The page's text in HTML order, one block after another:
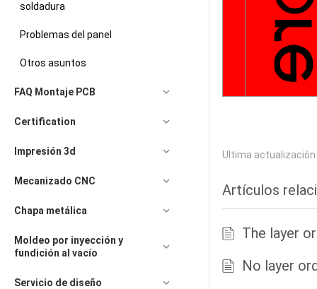
Ultima
Artículos
The layer
No layer
soldadura
Problemas del panel
Otros asuntos
FAQ Montaje PCB
Certification
Impresión 3d
Mecanizado CNC
Chapa metálica
Moldeo por inyección y
fundición al vacío
Servicio de diseño